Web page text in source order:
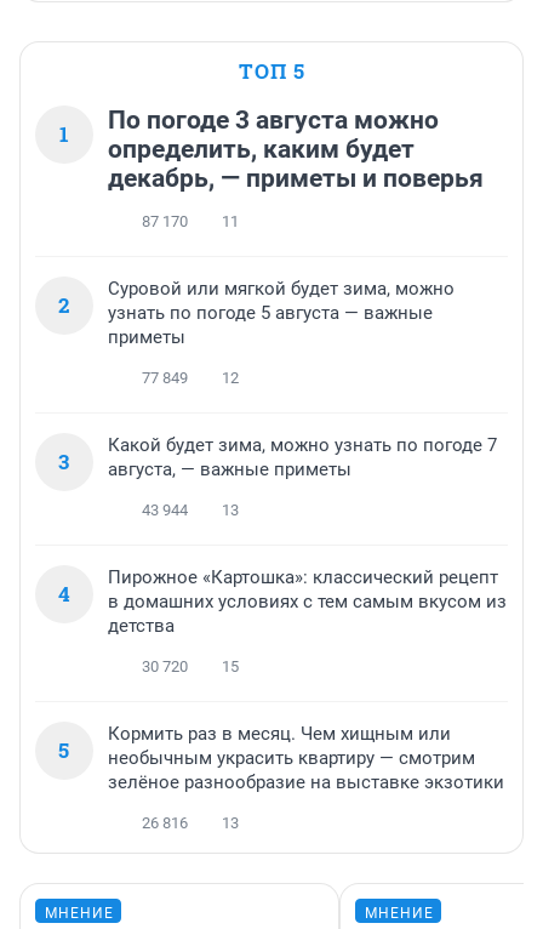
ТОП 5
1
По погоде 3 августа можно
определить, каким будет
декабрь, — приметы и поверья
87 170 11
2
Суровой или мягкой будет зима, можно
узнать по погоде 5 августа — важные
приметы
77 849 12
3
Какой будет зима, можно узнать по погоде 7
августа, — важные приметы
43 944 13
4
Пирожное «Картошка»: классический рецепт
в домашних условиях с тем самым вкусом из
детства
30 720 15
5
Кормить раз в месяц. Чем хищным или
необычным украсить квартиру — смотрим
зелёное разнообразие на выставке экзотики
26 816 13
МНЕНИЕ МНЕНИЕ